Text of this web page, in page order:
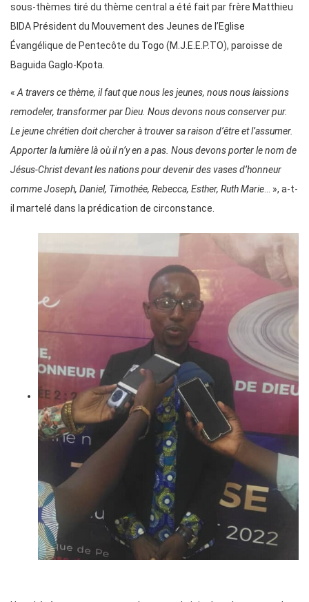
sous-thèmes tiré du thème central a été fait par frère Matthieu
BIDA Président du Mouvement des Jeunes de l’Eglise
Évangélique de Pentecôte du Togo (M.J.E.E.P.TO), paroisse de
Baguida Gaglo-Kpota.
« A travers ce thème, il faut que nous les jeunes, nous nous laissions
remodeler, transformer par Dieu. Nous devons nous conserver pur.
Le jeune chrétien doit chercher à trouver sa raison d’être et l’assumer.
Apporter la lumière là où il n’y en a pas. Nous devons porter le nom de
Jésus-Christ devant les nations pour devenir des vases d’honneur
comme Joseph, Daniel, Timothée, Rebecca, Esther, Ruth Marie … », a-t-
il martelé dans la prédication de circonstance.